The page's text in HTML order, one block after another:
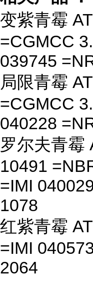
变紫青霉
=CGMCC
039745
局限青霉
=CGMCC
040228
罗尔夫青霉
10491
=IMI
1078
红紫青霉
=IMI
2064